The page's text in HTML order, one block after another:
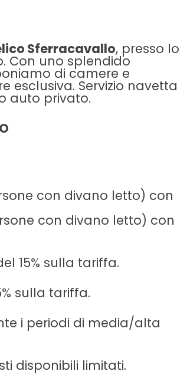
Sferracavallo, presso lo
Con uno splendido
di camere e
esclusiva. Servizio navetta
auto privato.
con divano letto) con
con divano letto) con
15% sulla tariffa.
sulla tariffa.
i periodi di media/alta
disponibili limitati.